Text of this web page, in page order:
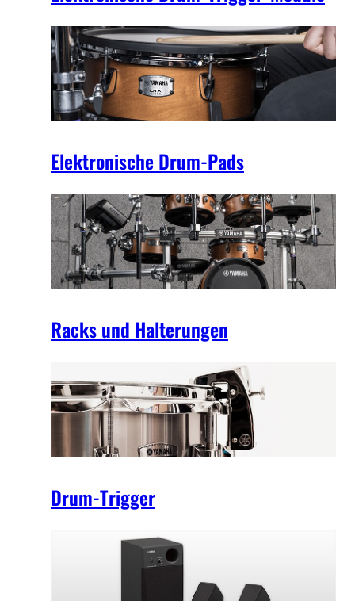
Elektronische Drum-Pads
Racks und Halterungen
Drum-Trigger